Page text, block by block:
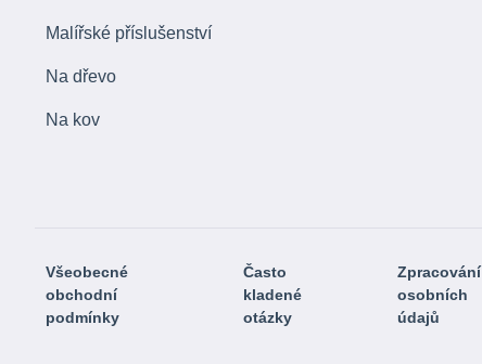
Malířské příslušenství
Na dřevo
Na kov
Všeobecné
obchodní
podmínky
Často
kladené
otázky
Zpracování
osobních
údajů